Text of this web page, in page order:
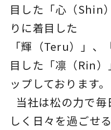
目した「心（Shin
りに着目した
「輝（Teru）」、
目した「凛（Rin
ップしております。
当社は松の力で
しく日々を過ごせ